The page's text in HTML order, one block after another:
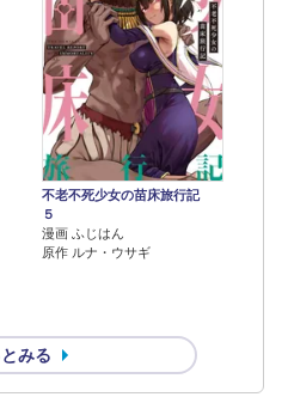
不老不死少女の苗床旅行記
５
漫画 ふじはん
原作 ルナ・ウサギ
みる